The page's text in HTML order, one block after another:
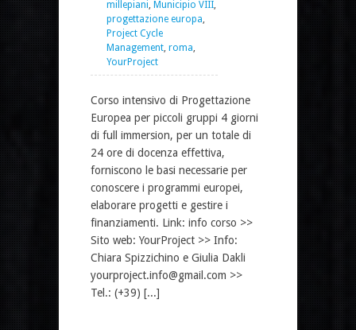
millepiani, Municipio VIII,
progettazione europa,
Project Cycle
Management, roma,
YourProject
Corso intensivo di Progettazione
Europea per piccoli gruppi 4 giorni
di full immersion, per un totale di
24 ore di docenza effettiva,
forniscono le basi necessarie per
conoscere i programmi europei,
elaborare progetti e gestire i
finanziamenti. Link: info corso >>
Sito web: YourProject >> Info:
Chiara Spizzichino e Giulia Dakli
yourproject.info@gmail.com >>
Tel.: (+39) [...]